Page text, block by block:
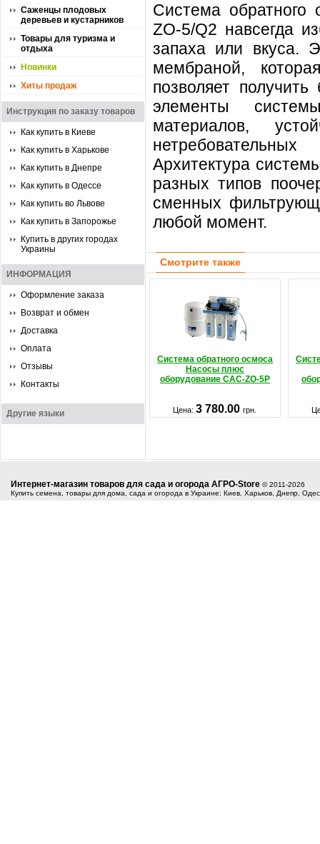
Саженцы плодовых
деревьев и кустарников
Товары для туризма и
отдыха
Новинки
Хиты продаж
Инструкция по заказу товаров
Как купить в Киеве
Как купить в Харькове
Как купить в Днепре
Как купить в Одессе
Как купить во Львове
Как купить в Запорожье
Купить в других городах
Украины
ИНФОРМАЦИЯ
Оформление заказа
Возврат и обмен
Доставка
Оплата
Отзывы
Контакты
Другие языки
Система
ZO-5/Q2 навсегда
запаха или вкуса.
мембраной,
позволяет
элементы
материалов,
Архитектура
разных типов
сменных
любой момент.
Смотрите также
Система обратного осмоса
Насосы плюс
оборудование CAC-ZO-5P
Цена:3 780.00грн.
Интернет-магазин товаров для сада и огорода АГРО-Store © 2011-2026
Купить семена, товары для дома, сада и огорода в Украине: Киев, Харьков, Днепр,